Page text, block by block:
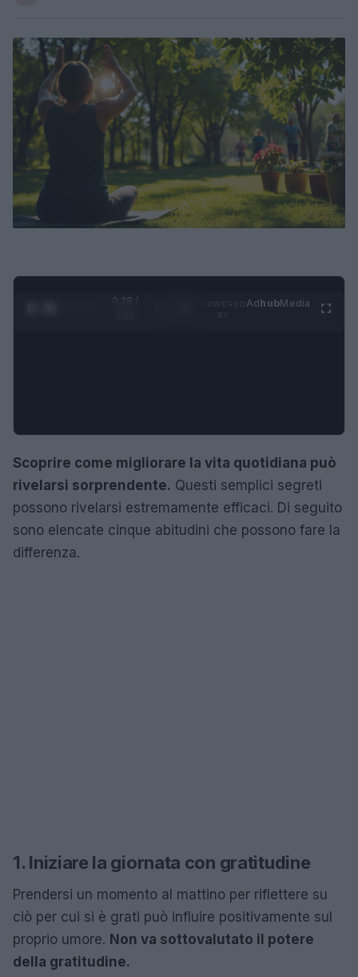
0:28 /
AdhubMedia
Scoprire come migliorare la vita quotidiana può
rivelarsi sorprendente. Questi semplici segreti
possono rivelarsi estremamente efficaci. Di seguito
sono elencate cinque abitudini che possono fare la
differenza.
1. Iniziare la giornata con gratitudine
Prendersi un momento al mattino per riflettere su
ciò per cui si è grati può influire positivamente sul
proprio umore. Non va sottovalutato il potere
della gratitudine.